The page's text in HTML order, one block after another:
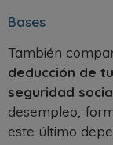
Bases
También
deducción de
seguridad
desempleo,
este último